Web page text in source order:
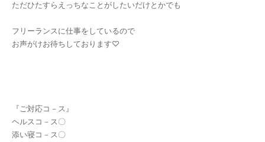
ただひたすらえっちなことがしたいだけとかでも
フリーランスに仕事をしているので
お声がけお待ちしております♡
『ご対応コ－ス』
ヘルスコ－ス〇
添い寝コ－ス〇